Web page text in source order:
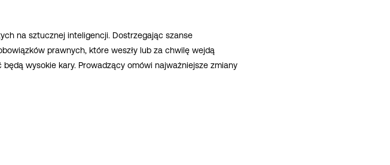
na sztucznej inteligencji. Dostrzegając szanse
prawnych, które weszły lub za chwilę wejdą
wysokie kary. Prowadzący omówi najważniejsze zmiany